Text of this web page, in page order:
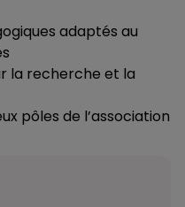
adaptés au
la recherche et la
pôles de l’association